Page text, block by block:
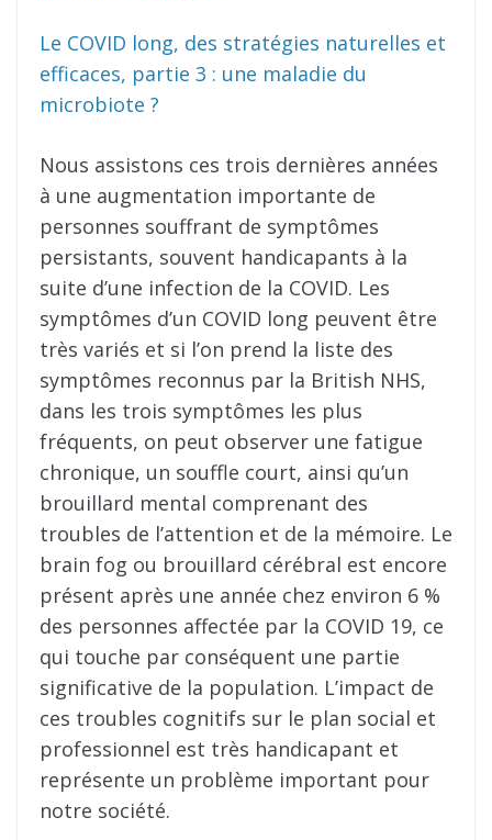
Le COVID long, des stratégies naturelles et
efficaces, partie 3 : une maladie du
microbiote ?
Nous assistons ces trois dernières années
à une augmentation importante de
personnes souffrant de symptômes
persistants, souvent handicapants à la
suite d’une infection de la COVID. Les
symptômes d’un COVID long peuvent être
très variés et si l’on prend la liste des
symptômes reconnus par la British NHS,
dans les trois symptômes les plus
fréquents, on peut observer une fatigue
chronique, un souffle court, ainsi qu’un
brouillard mental comprenant des
troubles de l’attention et de la mémoire. Le
brain fog ou brouillard cérébral est encore
présent après une année chez environ 6 %
des personnes affectée par la COVID 19, ce
qui touche par conséquent une partie
significative de la population. L’impact de
ces troubles cognitifs sur le plan social et
professionnel est très handicapant et
représente un problème important pour
notre société.